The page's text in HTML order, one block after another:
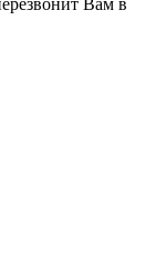
Вам в